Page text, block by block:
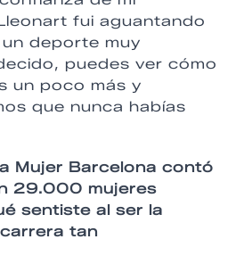
fui aguantando
deporte muy
puedes ver cómo
un poco más y
que nunca habías
Mujer Barcelona contó
29.000 mujeres
sentiste al ser la
tan